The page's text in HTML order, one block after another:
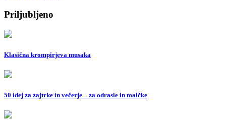
Priljubljeno
Klasična krompirjeva musaka
50 idej za zajtrke in večerje – za odrasle in malčke